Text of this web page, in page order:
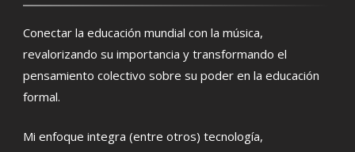
Conectar la educación mundial con la música,
revalorizando su importancia y transformando el
pensamiento colectivo sobre su poder en la educación
formal.
Mi enfoque integra (entre otros) tecnología,